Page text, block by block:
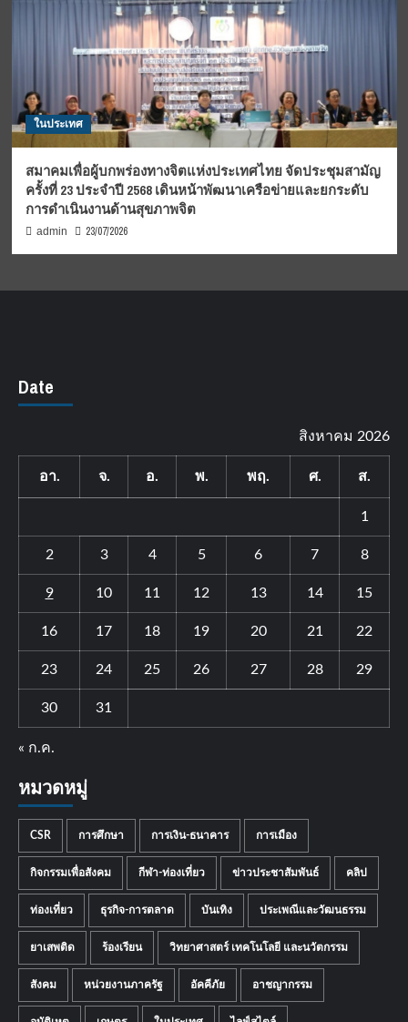
ในประเทศ
สมาคมเพื่อผู้บกพร่องทางจิตแห่งประเทศไทย จัดประชุมสามัญ
ครั้งที่ 23 ประจำปี 2568 เดินหน้าพัฒนาเครือข่ายและยกระดับ
การดำเนินงานด้านสุขภาพจิต
admin 23/07/2026
Date
สิงหาคม 2026
อา. จ. อ. พ. พฤ. ศ. ส.
1
2 3 4 5 6 7 8
9 10 11 12 13 14 15
16 17 18 19 20 21 22
23 24 25 26 27 28 29
30 31
« ก.ค.
หมวดหมู่
CSR การศึกษา การเงิน-ธนาคาร การเมือง
กิจกรรมเพื่อสังคม กีฬา-ท่องเที่ยว ข่าวประชาสัมพันธ์ คลิป
ท่องเที่ยว ธุรกิจ-การตลาด บันเทิง ประเพณีและวัฒนธรรม
ยาเสพติด ร้องเรียน วิทยาศาสตร์ เทคโนโลยี และนวัตกรรม
สังคม หน่วยงานภาครัฐ อัคคีภัย อาชญากรรม